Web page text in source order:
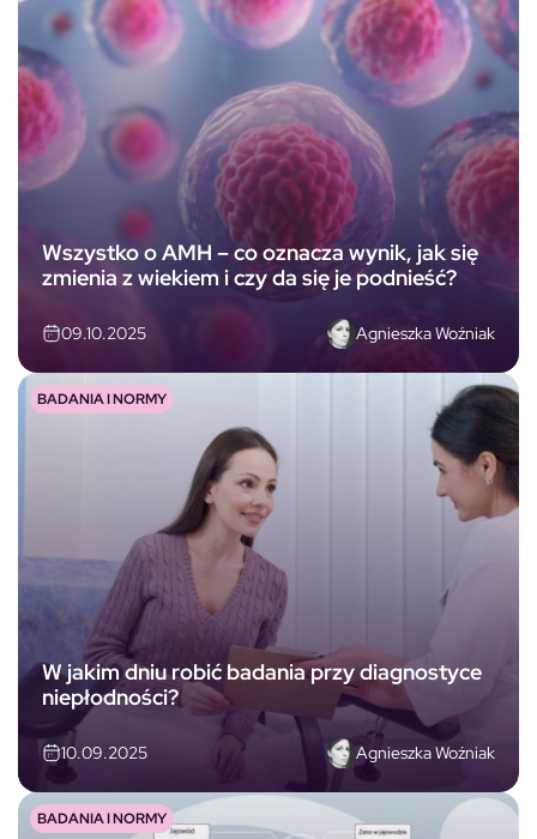
Wszystko o AMH – co oznacza wynik, jak się
zmienia z wiekiem i czy da się je podnieść?
09.10.2025 Agnieszka Woźniak
W jakim dniu robić badania przy diagnostyce
niepłodności?
10.09.2025 Agnieszka Woźniak
BADANIA I NORMY
BADANIA I NORMY